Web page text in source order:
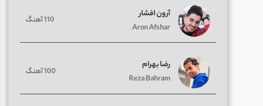
آرون افشار
Aron Afshar
110 آهنگ
رضا بهرام
Reza Bahram
100 آهنگ